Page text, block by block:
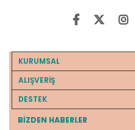
KURUMSAL
ALIŞVERİŞ
DESTEK
BIZDEN HABERLER